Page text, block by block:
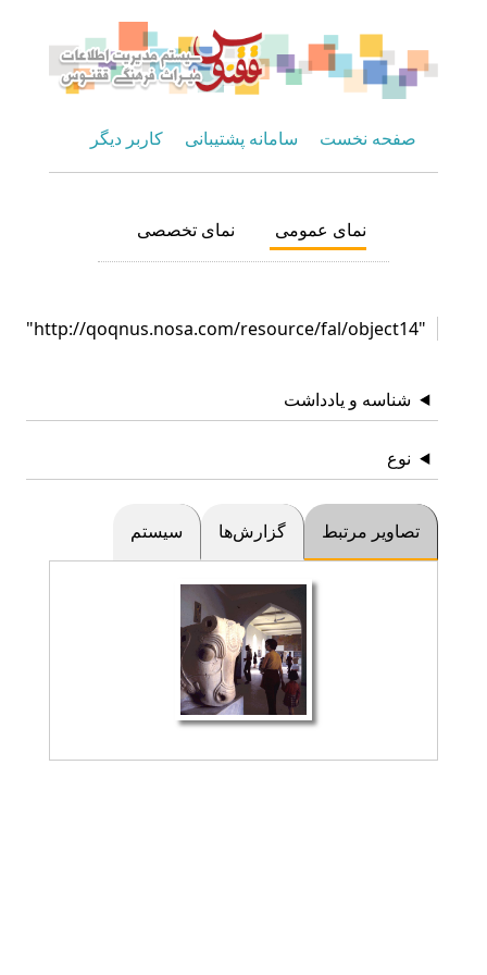
صفحه نخست سامانه پشتیبانی کاربر دیگر
نمای عمومی نمای تخصصی
"http://qoqnus.nosa.com/resource/fal/object14"
شناسه و یادداشت
نوع
تصاویر مرتبط گزارش‌ها سیستم